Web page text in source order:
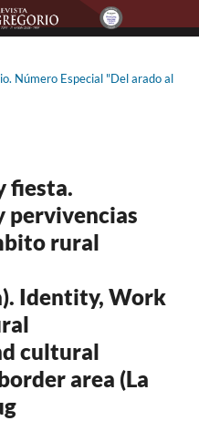
Número Especial "Del arado al
fiesta.
pervivencias
rural
Identity, Work
cultural
area (La